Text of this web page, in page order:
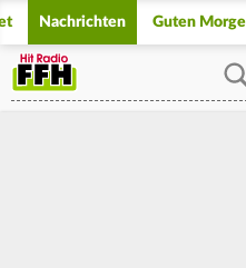
Nachrichten Guten